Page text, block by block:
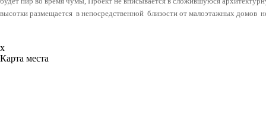
высотки размещается в непосредственной близости от малоэтажных домов
x
Карта места